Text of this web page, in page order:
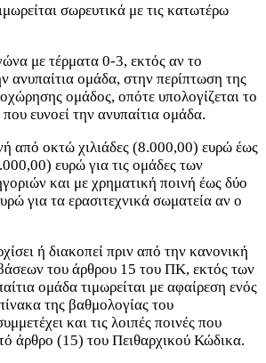
σωρευτικά με τις κατωτέρω
με τέρματα 0-3, εκτός αν το
ανυπαίτια ομάδα, στην περίπτωση της
ομάδος, οπότε υπολογίζεται το
ευνοεί την ανυπαίτια ομάδα.
από οκτώ χιλιάδες (8.000,00) ευρώ έως
ευρώ για τις ομάδες των
και με χρηματική ποινή έως δύο
για τα ερασιτεχνικά σωματεία αν ο
ή διακοπεί πριν από την κανονική
του άρθρου 15 του ΠΚ, εκτός των
ομάδα τιμωρείται με αφαίρεση ενός
της βαθμολογίας του
και τις λοιπές ποινές που
άρθρο (15) του Πειθαρχικού Κώδικα.